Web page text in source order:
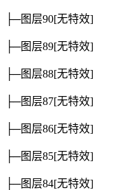
├─图层90[无特效]
├─图层89[无特效]
├─图层88[无特效]
├─图层87[无特效]
├─图层86[无特效]
├─图层85[无特效]
├─图层84[无特效]